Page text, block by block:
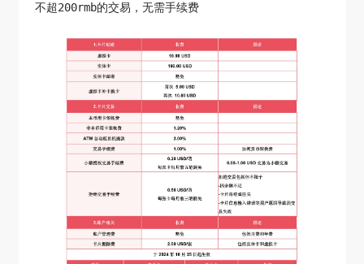
不超200rmb的交易，无需手续费